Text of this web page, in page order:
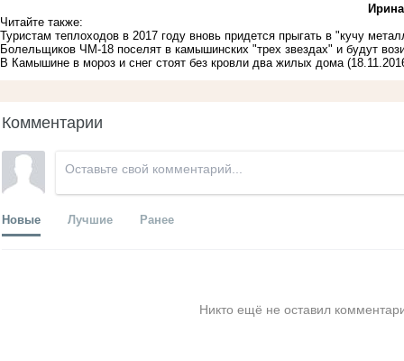
Читайте также:
Туристам теплоходов в 2017 году вновь придется прыгать в "кучу
Болельщиков ЧМ-18 поселят в камышинских "трех звездах" и будут
В Камышине в мороз и снег стоят без кровли два жилых дома
Комментарии
Новые Лучшие Ранее
Никто ещё не оставил